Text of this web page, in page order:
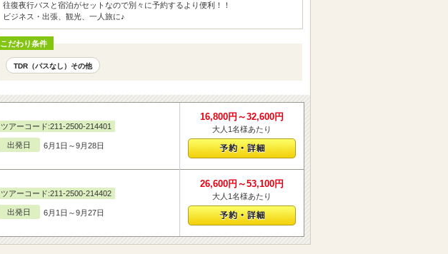
往復夜行バスと宿泊がセットなので別々に予約するより便利！！
ビジネス・出張、観光、一人旅に♪
こだわり条件
TDR（パスなし）その他
ツアーコード:211-2500-214401
出発日 6月1日～9月28日
16,800円～32,600円
大人1名様あたり
ツアーコード:211-2500-214402
出発日 6月1日～9月27日
26,600円～53,100円
大人1名様あたり